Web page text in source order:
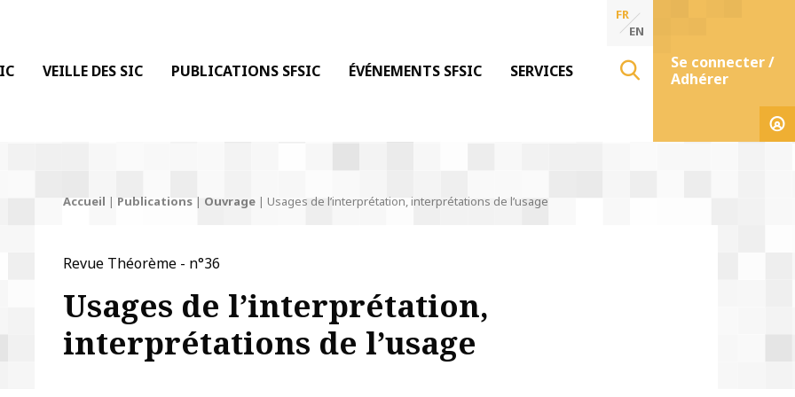
LA COMMUNICATION
VEILLE DES SIC PUBLICATIONS SFSIC ÉVÉNEMENTS SFSIC SERVICES
FR
EN
Se connecter /
Adhérer
Accueil | Publications| Ouvrage| Usages de l’interprétation, interprétations de l’usage
Revue Théorème - n°36
Usages de l’interprétation,
interprétations de l’usage